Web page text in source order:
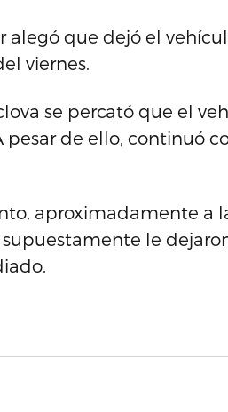
que dejó el
viernes.
se percató que el
de ello, continuó
aproximadamente a
le